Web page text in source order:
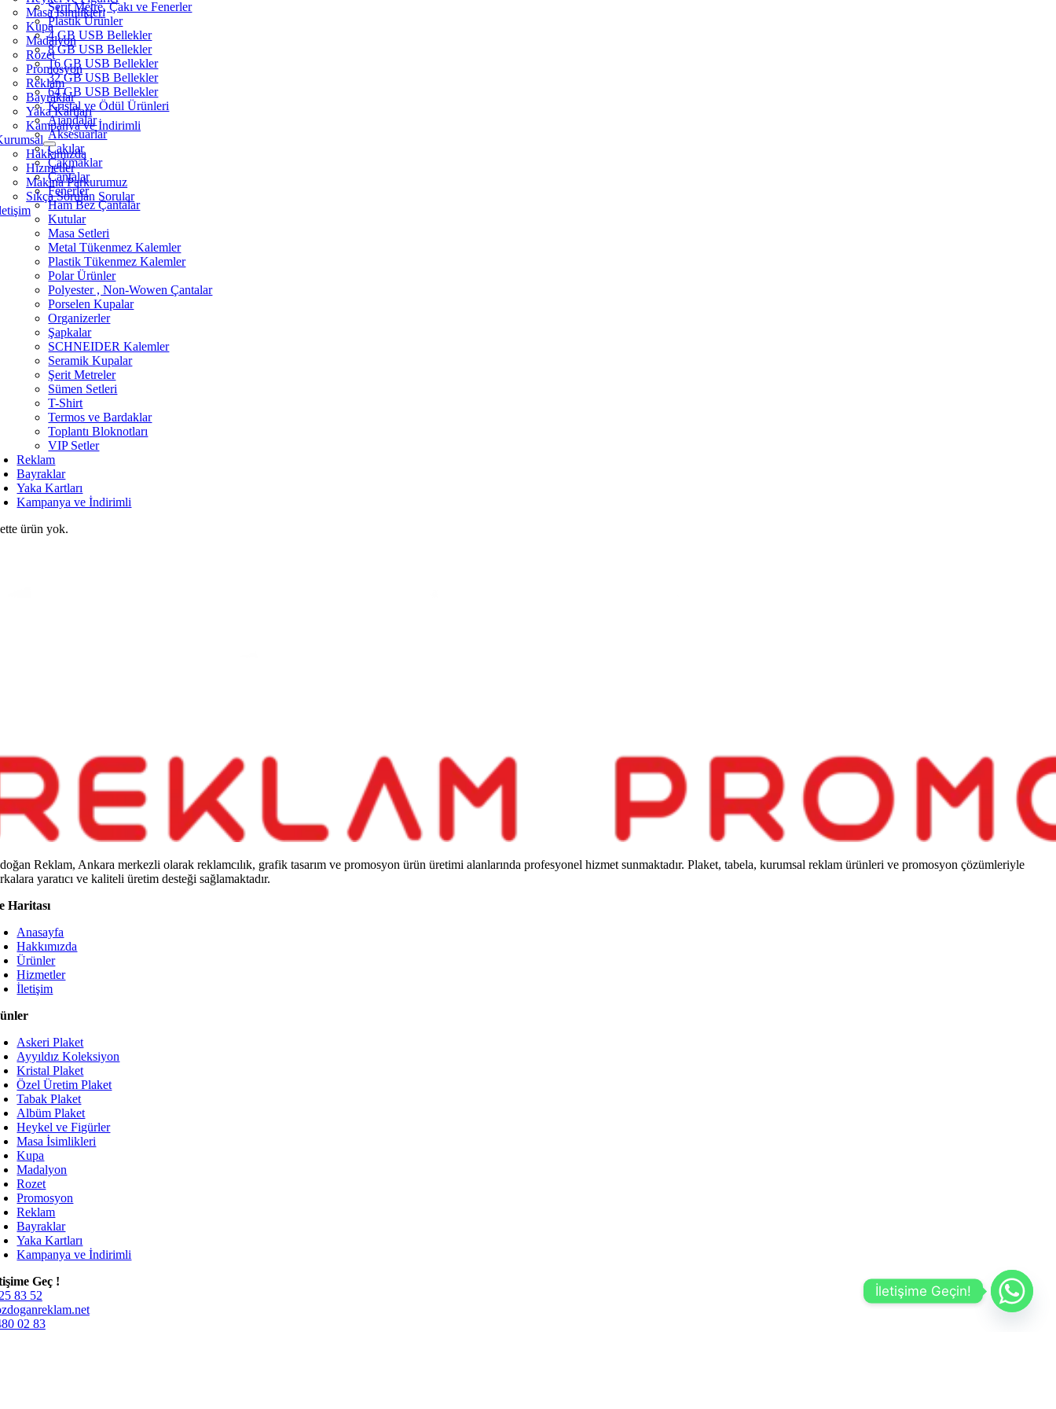
Masa İsimlikleri
Kupa
Madalyon
Rozet
Promosyon
Reklam
Bayraklar
Yaka Kartları
Kampanya ve İndirimli
Hakkımızda
Hizmetler
Makina Parkurumuz
Sıkça Sorulan Sorular
Şerit Metre, Çakı ve Fenerler
Plastik Ürünler
4 GB USB Bellekler
8 GB USB Bellekler
16 GB USB Bellekler
32 GB USB Bellekler
64 GB USB Bellekler
Kristal ve Ödül Ürünleri
Ajandalar
Aksesuarlar
Çakılar
Çakmaklar
Çantalar
Fenerler
Ham Bez Çantalar
Kutular
Masa Setleri
Metal Tükenmez Kalemler
Plastik Tükenmez Kalemler
Polar Ürünler
Polyester , Non-Wowen Çantalar
Porselen Kupalar
Organizerler
Şapkalar
SCHNEIDER Kalemler
Seramik Kupalar
Şerit Metreler
Sümen Setleri
T-Shirt
Termos ve Bardaklar
Toplantı Bloknotları
VIP Setler
Reklam
Bayraklar
Yaka Kartları
Kampanya ve İndirimli
ürün yok.
Reklam, Ankara merkezli olarak reklamcılık, grafik tasarım ve promosyon ürün üretimi alanlarında profesyonel hizmet sunmaktadır. Plaket, tabela, kurumsal reklam ürünleri ve promosyon çözümleriyle
yaratıcı ve kaliteli üretim desteği sağlamaktadır.
Haritası
Anasayfa
Hakkımızda
Ürünler
Hizmetler
İletişim
Askeri Plaket
Ayyıldız Koleksiyon
Kristal Plaket
Özel Üretim Plaket
Tabak Plaket
Albüm Plaket
Heykel ve Figürler
Masa İsimlikleri
Kupa
Madalyon
Rozet
Promosyon
Reklam
Bayraklar
Yaka Kartları
Kampanya ve İndirimli
Geç !
83 52
02 83
İletişime Geçin!